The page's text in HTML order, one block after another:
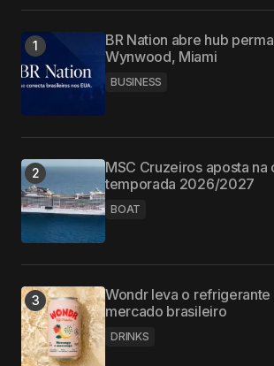
BR Nation abre hub
Wynwood, Miami
BUSINESS
MSC Cruzeiros aposta na
temporada 2026/2027
BOAT
Wondr leva o
mercado brasileiro
DRINKS